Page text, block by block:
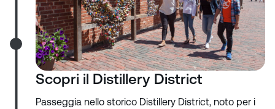
Scopri il Distillery District
Passeggia nello storico Distillery District, noto per i